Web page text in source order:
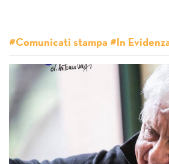
#Comunicati stampa #In